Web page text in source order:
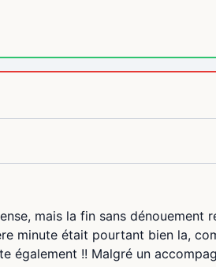
mais la fin sans dénouement
minute était pourtant bien la,
également !! Malgré un